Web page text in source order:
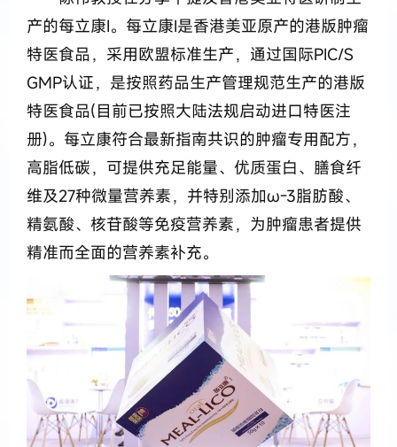
产的每立康I。每立康I是香港美亚原产的港版肿瘤
特医食品，采用欧盟标准生产，通过国际PIC/S
GMP认证，是按照药品生产管理规范生产的港版
特医食品(目前已按照大陆法规启动进口特医注
册)。每立康符合最新指南共识的肿瘤专用配方，
高脂低碳，可提供充足能量、优质蛋白、膳食纤
维及27种微量营养素，并特别添加ω-3脂肪酸、
精氨酸、核苷酸等免疫营养素，为肿瘤患者提供
精准而全面的营养素补充。